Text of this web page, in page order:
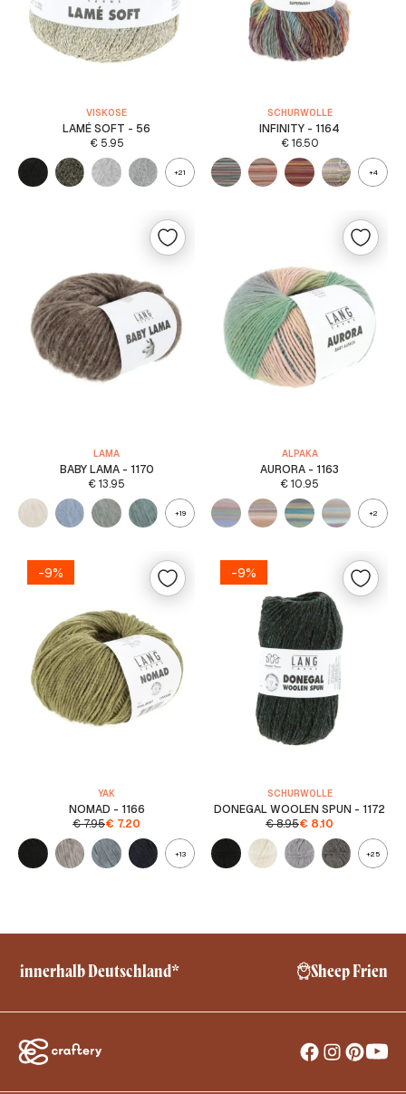
VISKOSE
LAMÉ SOFT - 56
€5.95
+21
SCHURWOLLE
INFINITY - 1164
€16.50
+4
LAMA
BABY LAMA - 1170
€13.95
+19
ALPAKA
AURORA - 1163
€10.95
+2
-9%
YAK
NOMAD - 1166
€7.95€ 7.20
+13
-9%
SCHURWOLLE
DONEGAL WOOLEN SPUN - 1172
€8.95€ 8.10
+25
Sheep Friendly – No Mulesing